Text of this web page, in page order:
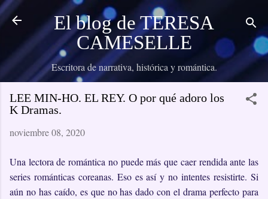
Ir al contenido principal
El blog de TERESA
CAMESELLE
Escritora de narrativa, histórica y romántica.
LEE MIN-HO. EL REY. O por qué adoro los
K Dramas.
noviembre 08, 2020
Una lectora de romántica no puede más que caer rendida ante las
series románticas coreanas. Eso es así y no intentes resistirte. Si
aún no has caído, es que no has dado con el drama perfecto para